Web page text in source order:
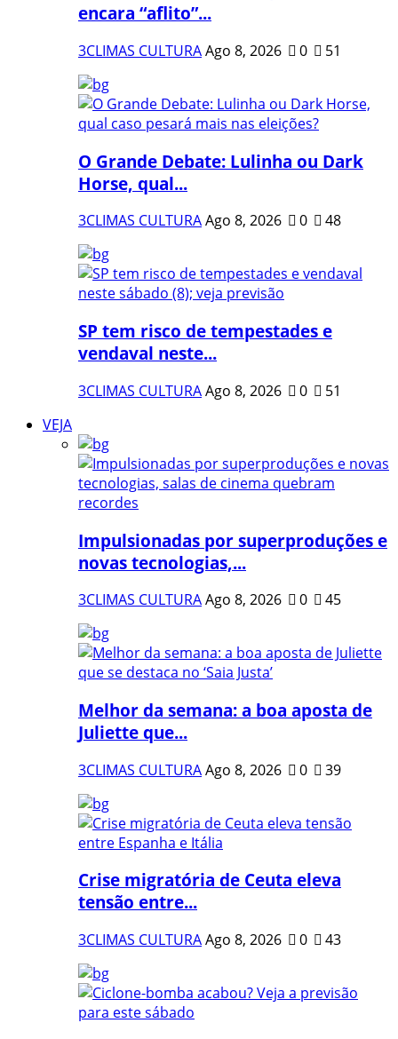
encara “aflito”...
3CLIMAS CULTURAAgo 8, 2026 0 51
O Grande Debate: Lulinha ou Dark
Horse, qual...
3CLIMAS CULTURAAgo 8, 2026 0 48
SP tem risco de tempestades e
vendaval neste...
3CLIMAS CULTURAAgo 8, 2026 0
51
VEJA
Impulsionadas por superproduções e
novas tecnologias,...
3CLIMAS CULTURAAgo 8, 2026 0 45
Melhor da semana: a boa aposta de
Juliette que...
3CLIMAS CULTURAAgo 8, 2026 0 39
Crise migratória de Ceuta eleva
tensão entre...
3CLIMAS CULTURAAgo 8, 2026 0 43